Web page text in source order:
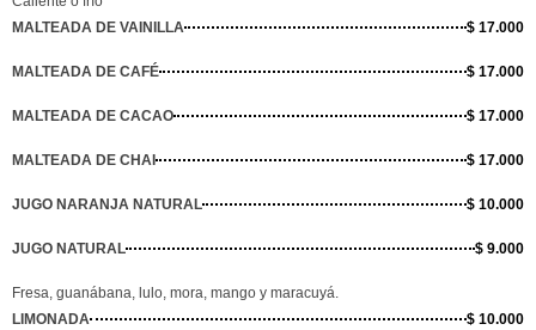
MALTEADA DE VAINILLA
$ 17.000
MALTEADA DE CAFÉ $ 17.000
MALTEADA DE CACAO $ 17.000
MALTEADA DE CHAI $ 17.000
JUGO NARANJA NATURAL $ 10.000
JUGO NATURAL $ 9.000
Fresa, guanábana, lulo, mora, mango y maracuyá.
LIMONADA
$ 10.000